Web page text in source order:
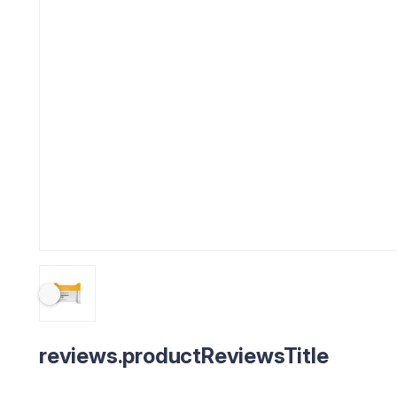
reviews.productReviewsTitle